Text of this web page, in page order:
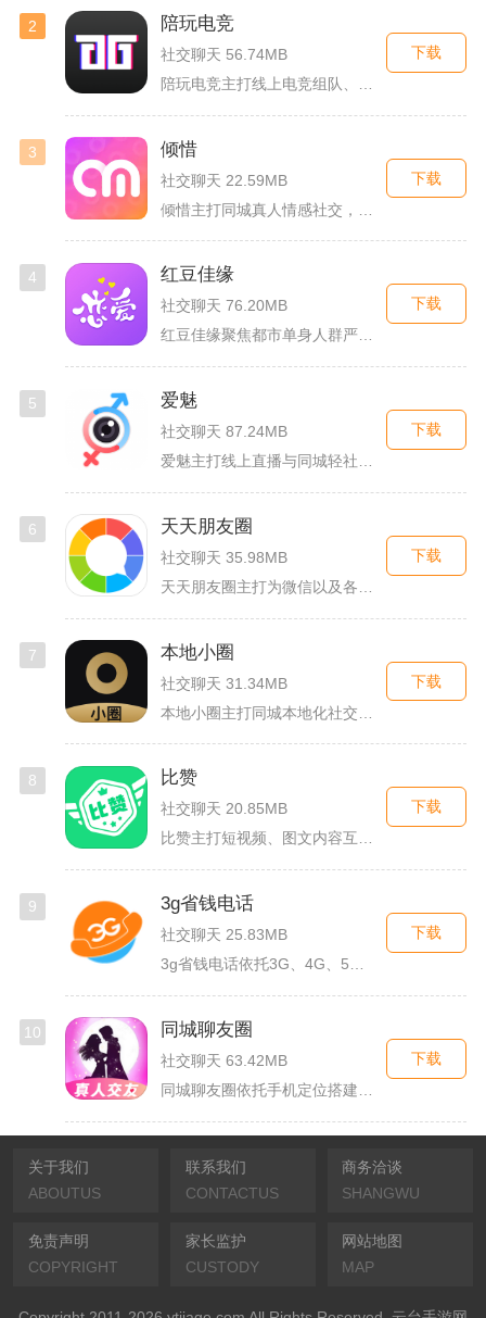
2 陪玩电竞
社交聊天 56.74MB
下载
3 倾惜
社交聊天 22.59MB
下载
4 红豆佳缘
社交聊天 76.20MB
红豆佳缘聚焦都市单身人群严肃婚恋需求，搭建线上线下联动的真实...
下载
5 爱魅
社交聊天 87.24MB
下载
6 天天朋友圈
社交聊天 35.98MB
下载
7 本地小圈
社交聊天 31.34MB
下载
8 比赞
社交聊天 20.85MB
比赞主打短视频、图文内容互动与创作者福利回馈，日常碎片时间打...
下载
9 3g省钱电话
社交聊天 25.83MB
下载
10 同城聊友圈
社交聊天 63.42MB
下载
关于我们
ABOUTUS
联系我们
CONTACTUS
商务洽谈
SHANGWU
免责声明
COPYRIGHT
家长监护
CUSTODY
网站地图
MAP